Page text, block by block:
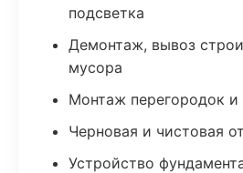
подсветка
Демонтаж, вывоз
мусора
Монтаж перегородок и
Черновая и чистовая
Устройство